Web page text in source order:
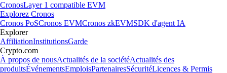
CronosLayer 1 compatible EVM
Explorez Cronos
Cronos PoSCronos EVMCronos zkEVMSDK d'agent IA
Explorer
AffiliationInstitutionsGarde
Crypto.com
À propos de nousActualités de la sociétéActualités des
produitsÉvénementsEmploisPartenairesSécuritéLicences & Permis